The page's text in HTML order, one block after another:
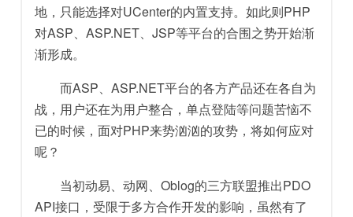
地，只能选择对UCenter的内置支持。如此则PHP
对ASP、ASP.NET、JSP等平台的合围之势开始渐
渐形成。
而ASP、ASP.NET平台的各方产品还在各自为
战，用户还在为用户整合，单点登陆等问题苦恼不
已的时候，面对PHP来势汹汹的攻势，将如何应对
呢？
当初动易、动网、Oblog的三方联盟推出PDO
API接口，受限于多方合作开发的影响，虽然有了